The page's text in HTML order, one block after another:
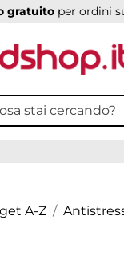
gratuito per ordini
A-Z